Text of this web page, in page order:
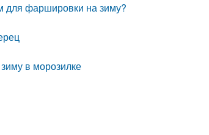
для фаршировки на зиму?
в морозилке